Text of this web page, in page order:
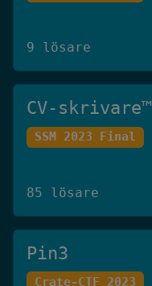
9 lösare
CV-skrivare™️
SSM 2023 Final
85 lösare
Pin3
Crate-CTF 2023